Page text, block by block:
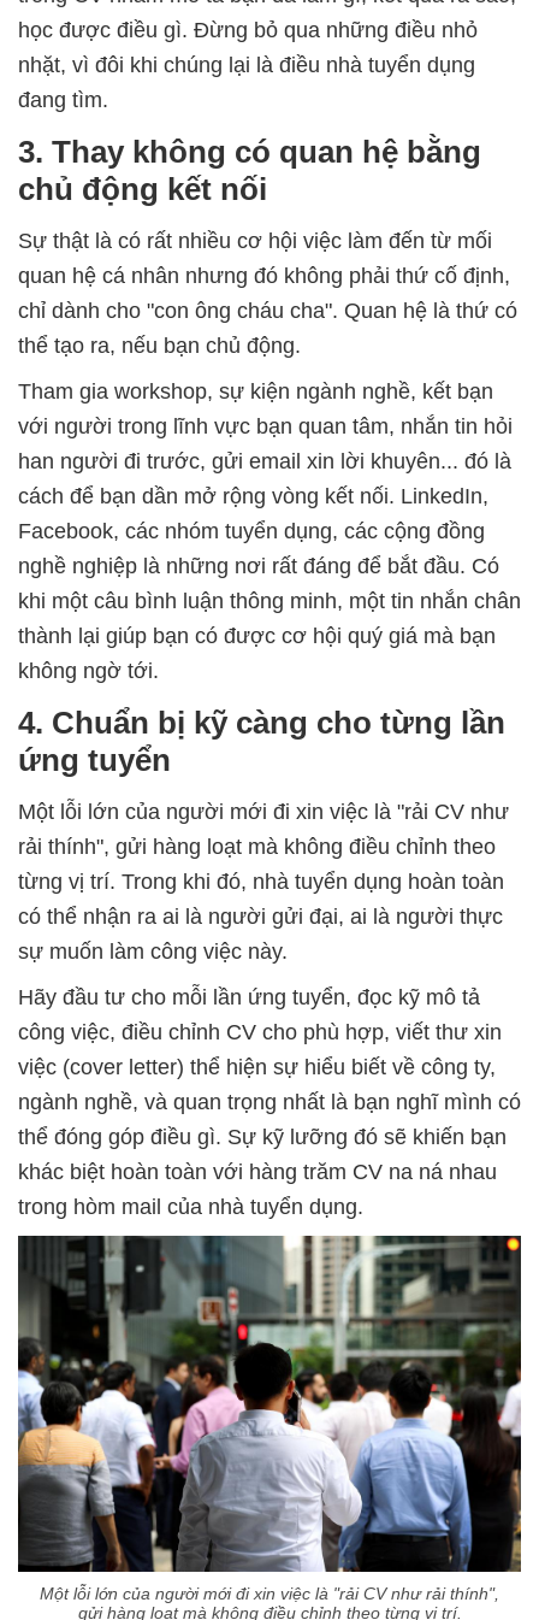
học được điều gì. Đừng bỏ qua những điều nhỏ
nhặt, vì đôi khi chúng lại là điều nhà tuyển dụng
đang tìm.
3. Thay không có quan hệ bằng
chủ động kết nối
Sự thật là có rất nhiều cơ hội việc làm đến từ mối
quan hệ cá nhân nhưng đó không phải thứ cố định,
chỉ dành cho "con ông cháu cha". Quan hệ là thứ có
thể tạo ra, nếu bạn chủ động.
Tham gia workshop, sự kiện ngành nghề, kết bạn
với người trong lĩnh vực bạn quan tâm, nhắn tin hỏi
han người đi trước, gửi email xin lời khuyên... đó là
cách để bạn dần mở rộng vòng kết nối. LinkedIn,
Facebook, các nhóm tuyển dụng, các cộng đồng
nghề nghiệp là những nơi rất đáng để bắt đầu. Có
khi một câu bình luận thông minh, một tin nhắn chân
thành lại giúp bạn có được cơ hội quý giá mà bạn
không ngờ tới.
4. Chuẩn bị kỹ càng cho từng lần
ứng tuyển
Một lỗi lớn của người mới đi xin việc là "rải CV như
rải thính", gửi hàng loạt mà không điều chỉnh theo
từng vị trí. Trong khi đó, nhà tuyển dụng hoàn toàn
có thể nhận ra ai là người gửi đại, ai là người thực
sự muốn làm công việc này.
Hãy đầu tư cho mỗi lần ứng tuyển, đọc kỹ mô tả
công việc, điều chỉnh CV cho phù hợp, viết thư xin
việc (cover letter) thể hiện sự hiểu biết về công ty,
ngành nghề, và quan trọng nhất là bạn nghĩ mình có
thể đóng góp điều gì. Sự kỹ lưỡng đó sẽ khiến bạn
khác biệt hoàn toàn với hàng trăm CV na ná nhau
trong hòm mail của nhà tuyển dụng.
Một lỗi lớn của người mới đi xin việc là "rải CV như rải thính",
gửi hàng loạt mà không điều chỉnh theo từng vị trí.